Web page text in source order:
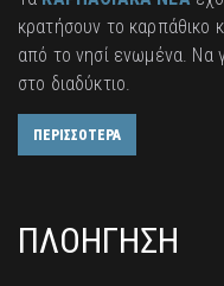
κρατήσουν το καρπάθικο
από το νησί ενωμένα. Να
στο διαδύκτιο.
ΠΕΡΙΣΣΟΤΕΡΑ
ΠΛΟΗΓΗΣΗ